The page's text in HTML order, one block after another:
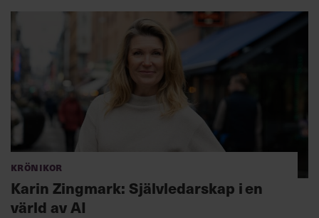
Krönikor
Karin Zingmark: Självledarskap i en
värld av AI